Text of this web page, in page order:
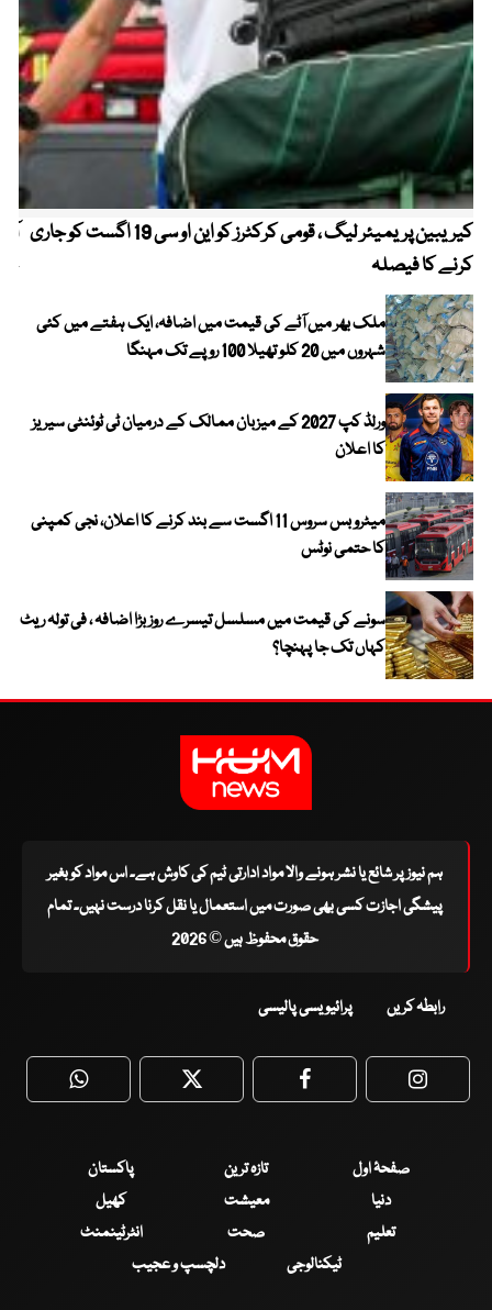
کیریبین پریمیئر لیگ ، قومی کرکٹرز کو این او سی 19 اگست کو جاری
کرنے کا فیصلہ
ملک بھر میں آٹے کی قیمت میں اضافہ، ایک ہفتے میں کئی
شہروں میں 20 کلو تھیلا 100 روپے تک مہنگا
ورلڈ کپ 2027 کے میزبان ممالک کے درمیان ٹی ٹوئنٹی سیریز
کا اعلان
میٹرو بس سروس 11 اگست سے بند کرنے کا اعلان، نجی کمپنی
کا حتمی نوٹس
سونے کی قیمت میں مسلسل تیسرے روز بڑا اضافہ ، فی تولہ ریٹ
کہاں تک جا پہنچا؟
ہم نیوز پر شائع یا نشر ہونے والا مواد ادارتی ٹیم کی کاوش ہے۔ اس مواد کو بغیر
پیشگی اجازت کسی بھی صورت میں استعمال یا نقل کرنا درست نہیں۔ تمام
حقوق محفوظ ہیں © 2026
رابطہ کریں پرائیویسی پالیسی
WhatsApp Twitter Facebook
صفحۂ اول تازہ ترین
پاکستان
دنیا
معیشت
کھیل
تعلیم
صحت
انٹرٹینمنٹ
ٹیکنالوجی
دلچسپ و عجیب